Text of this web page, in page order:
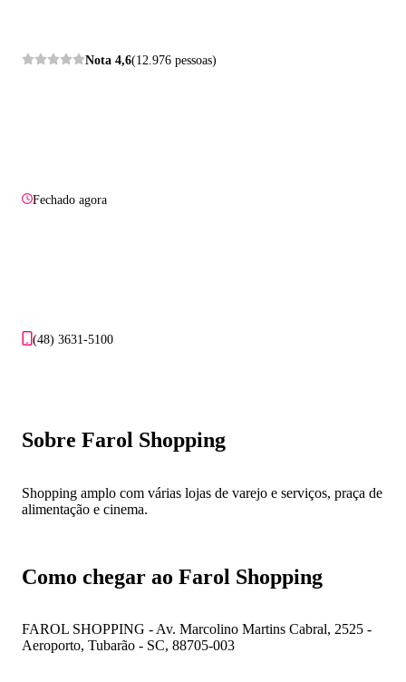
Nota 4,6(12.976 pessoas)
Fechado agora
(48) 3631-5100
Sobre Farol Shopping
Shopping amplo com várias lojas de varejo e serviços, praça de
alimentação e cinema.
Como chegar ao Farol Shopping
FAROL SHOPPING - Av. Marcolino Martins Cabral, 2525 -
Aeroporto, Tubarão - SC, 88705-003